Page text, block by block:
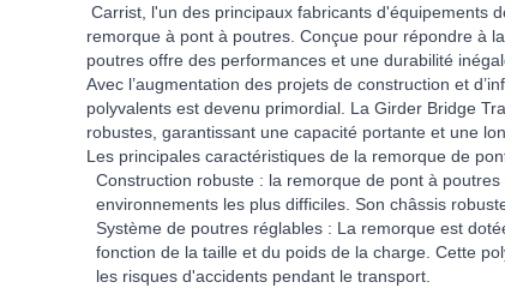
Carrist, l'un des principaux fabricants d'équipements
remorque à pont à poutres. Conçue pour répondre à
poutres offre des performances et une durabilité
Avec l’augmentation des projets de construction et
polyvalents est devenu primordial. La Girder Bridge
robustes, garantissant une capacité portante et une
Les principales caractéristiques de la remorque de
Construction robuste : la remorque de pont à
environnements les plus difficiles. Son châssis
Système de poutres réglables : La remorque est
fonction de la taille et du poids de la charge. Cette
les risques d'accidents pendant le transport.